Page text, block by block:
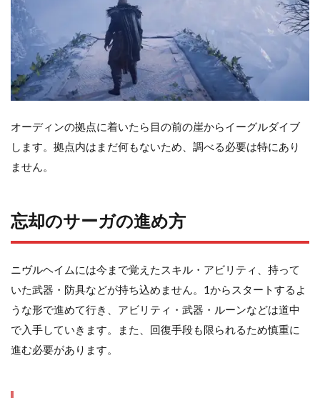
オーディンの拠点に着いたら目の前の崖からイーグルダイブ
します。拠点内はまだ何もないため、調べる必要は特にあり
ません。
忘却のサーガの進め方
ニヴルヘイムには今まで覚えたスキル・アビリティ、持って
いた武器・防具などが持ち込めません。1からスタートするよ
うな形で進めて行き、アビリティ・武器・ルーンなどは道中
で入手していきます。また、回復手段も限られるため慎重に
進む必要があります。